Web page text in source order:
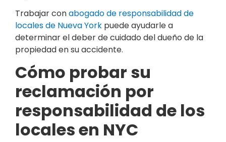
Trabajar conabogado de responsabilidad de
locales de Nueva York puede ayudarle a
determinar el deber de cuidado del dueño de la
propiedad en su accidente.
Cómo probar su
reclamación por
responsabilidad de los
locales en NYC